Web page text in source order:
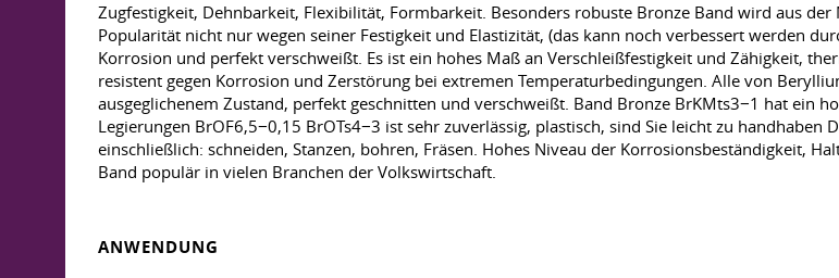
Zugfestigkeit, Dehnbarkeit, Flexibilität, Formbarkeit. Besonders robuste Bronze Band wird aus
Popularität nicht nur wegen seiner Festigkeit und Elastizität, (das kann noch verbessert werden
Korrosion und perfekt verschweißt. Es ist ein hohes Maß an Verschleißfestigkeit und Zähigkeit,
resistent gegen Korrosion und Zerstörung bei extremen Temperaturbedingungen. Alle von
ausgeglichenem Zustand, perfekt geschnitten und verschweißt. Band Bronze BrKMts3−1 hat ein
Legierungen BrOF6,5−0,15 BrOTs4−3 ist sehr zuverlässig, plastisch, sind Sie leicht zu
einschließlich: schneiden, Stanzen, bohren, Fräsen. Hohes Niveau der Korrosionsbeständigkeit,
Band populär in vielen Branchen der Volkswirtschaft.
ANWENDUNG